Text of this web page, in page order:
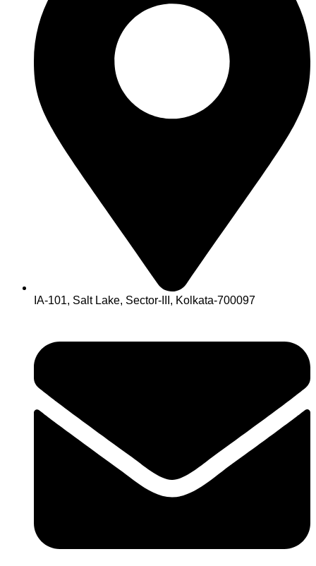
IA-101, Salt Lake, Sector-III, Kolkata-700097